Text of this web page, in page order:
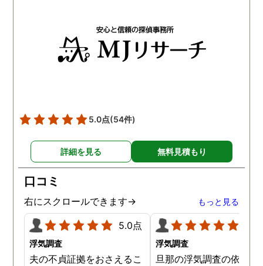
5.0点(54件)
詳細を見る 無料見積もり
口コミ
右にスクロールできます→ もっと見る
5.0点
浮気調査
夫の不貞証拠をおさえるこ
浮気調査
旦那の浮気調査の依頼の